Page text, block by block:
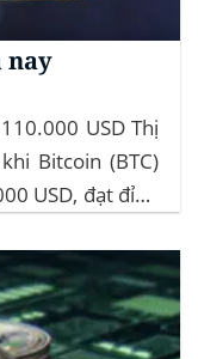
nay
USD Thị
Bitcoin (BTC)
USD, đạt đỉnh